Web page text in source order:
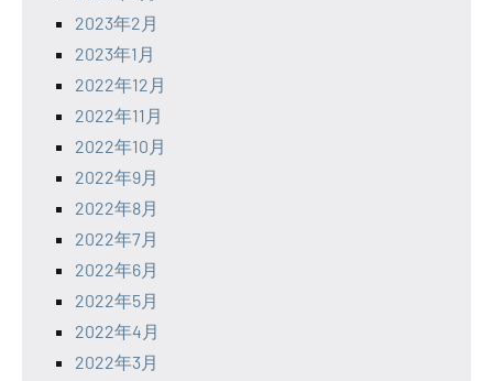
2023年2月
2023年1月
2022年12月
2022年11月
2022年10月
2022年9月
2022年8月
2022年7月
2022年6月
2022年5月
2022年4月
2022年3月